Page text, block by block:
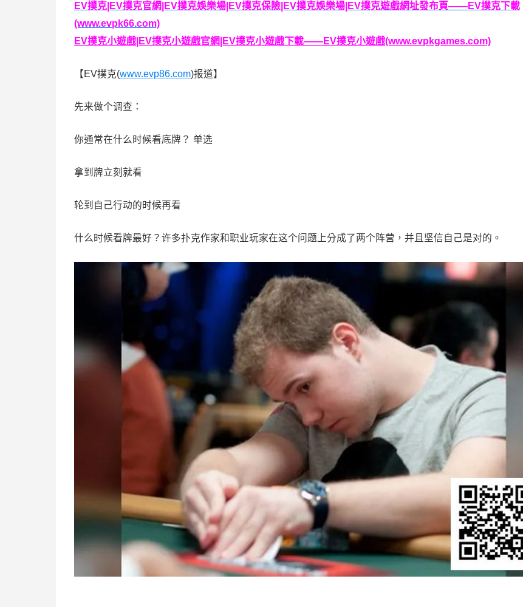
EV撲克|EV撲克官網|EV撲克娛樂場|EV撲克保險|EV撲克娛樂場|EV撲克遊戲網址發布頁——EV撲克下載
(www.evpk66.com)
EV撲克小遊戲|EV撲克小遊戲官網|EV撲克小遊戲下載——EV撲克小遊戲(www.evpkgames.com)
【EV撲克(www.evp86.com)报道】
先来做个调查：
你通常在什么时候看底牌？ 单选
拿到牌立刻就看
轮到自己行动的时候再看
什么时候看牌最好？许多扑克作家和职业玩家在这个问题上分成了两个阵营，并且坚信自己是对的。